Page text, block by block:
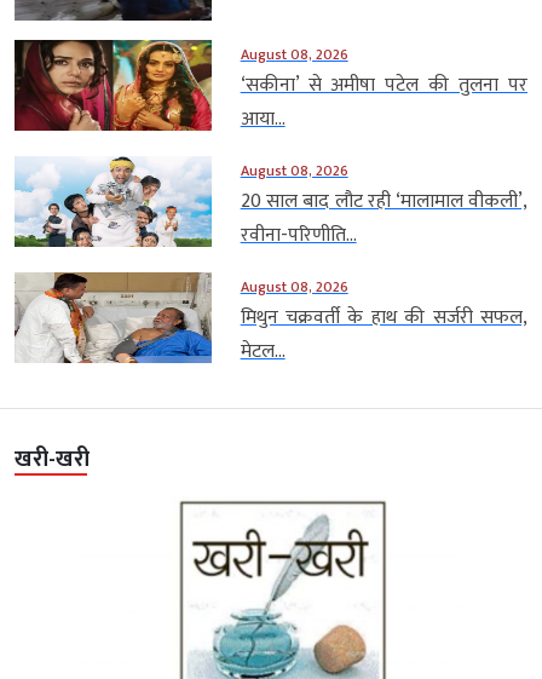
August 08, 2026
‘सकीना’ से अमीषा पटेल की तुलना पर
आया...
August 08, 2026
20 साल बाद लौट रही ‘मालामाल वीकली’,
रवीना-परिणीति...
August 08, 2026
मिथुन चक्रवर्ती के हाथ की सर्जरी सफल,
मेटल...
खरी-खरी